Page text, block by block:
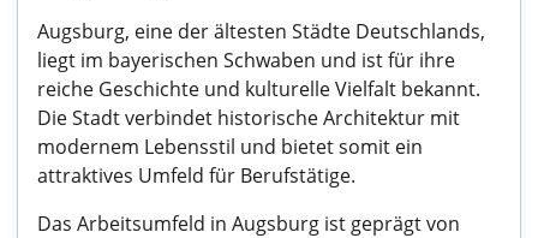
Augsburg, eine der ältesten Städte Deutschlands,
liegt im bayerischen Schwaben und ist für ihre
reiche Geschichte und kulturelle Vielfalt bekannt.
Die Stadt verbindet historische Architektur mit
modernem Lebensstil und bietet somit ein
attraktives Umfeld für Berufstätige.
Das Arbeitsumfeld in Augsburg ist geprägt von